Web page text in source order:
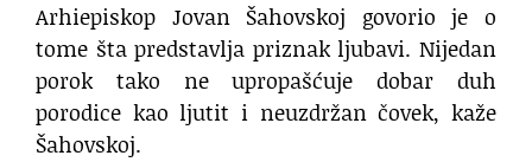
Arhiepiskop Jovan Šahovskoj govorio je o
tome šta predstavlja priznak ljubavi. Nijedan
porok tako ne upropašćuje dobar duh
porodice kao ljutit i neuzdržan čovek, kaže
Šahovskoj.